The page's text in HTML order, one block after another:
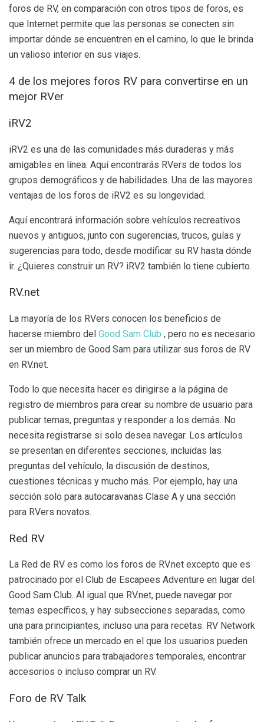
foros de RV, en comparación con otros tipos de foros, es
que Internet permite que las personas se conecten sin
importar dónde se encuentren en el camino, lo que le brinda
un valioso interior en sus viajes.
4 de los mejores foros RV para convertirse en un
mejor RVer
iRV2
iRV2 es una de las comunidades más duraderas y más
amigables en línea. Aquí encontrarás RVers de todos los
grupos demográficos y de habilidades. Una de las mayores
ventajas de los foros de iRV2 es su longevidad.
Aquí encontrará información sobre vehículos recreativos
nuevos y antiguos, junto con sugerencias, trucos, guías y
sugerencias para todo, desde modificar su RV hasta dónde
ir. ¿Quieres construir un RV? iRV2 también lo tiene cubierto.
RV.net
La mayoría de los RVers conocen los beneficios de
hacerse miembro del Good Sam Club , pero no es necesario
ser un miembro de Good Sam para utilizar sus foros de RV
en RV.net.
Todo lo que necesita hacer es dirigirse a la página de
registro de miembros para crear su nombre de usuario para
publicar temas, preguntas y responder a los demás. No
necesita registrarse si solo desea navegar. Los artículos
se presentan en diferentes secciones, incluidas las
preguntas del vehículo, la discusión de destinos,
cuestiones técnicas y mucho más. Por ejemplo, hay una
sección solo para autocaravanas Clase A y una sección
para RVers novatos.
Red RV
La Red de RV es como los foros de RV.net excepto que es
patrocinado por el Club de Escapees Adventure en lugar del
Good Sam Club. Al igual que RV.net, puede navegar por
temas específicos, y hay subsecciones separadas, como
una para principiantes, incluso una para recetas. RV Network
también ofrece un mercado en el que los usuarios pueden
publicar anuncios para trabajadores temporales, encontrar
accesorios o incluso comprar un RV.
Foro de RV Talk